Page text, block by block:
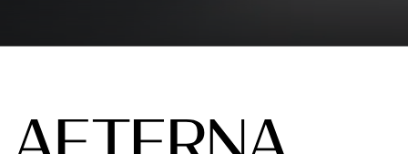
FACEBOOK